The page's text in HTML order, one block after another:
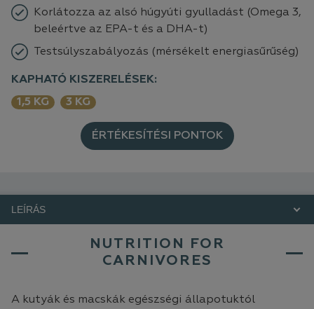
Korlátozza az alsó húgyúti gyulladást (Omega 3,
beleértve az EPA-t és a DHA-t)
Testsúlyszabályozás (mérsékelt energiasűrűség)
KAPHATÓ KISZERELÉSEK:
1,5 KG
3 KG
ÉRTÉKESÍTÉSI PONTOK
LEÍRÁS
NUTRITION FOR
CARNIVORES
A kutyák és macskák egészségi állapotuktól